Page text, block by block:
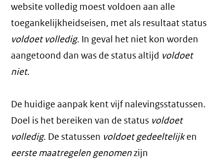
website volledig moest voldoen aan alle
toegankelijkheidseisen, met als resultaat status
voldoet volledig. In geval het niet kon worden
aangetoond dan was de status altijd voldoet
niet.
De huidige aanpak kent vijf nalevingsstatussen.
Doel is het bereiken van de status voldoet
volledig. De statussen voldoet gedeeltelijken
eerste maatregelen genomenzijn